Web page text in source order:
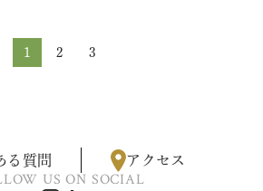
1 2 3
る質問 アクセス
US ON SOCIAL